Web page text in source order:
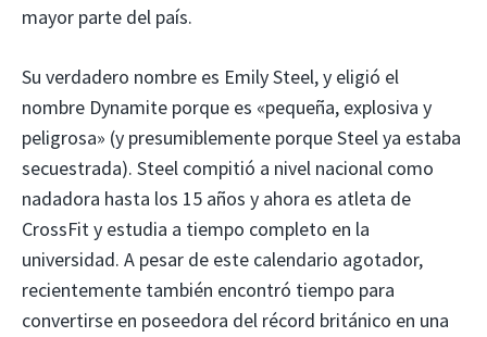
mayor parte del país.
Su verdadero nombre es Emily Steel, y eligió el
nombre Dynamite porque es «pequeña, explosiva y
peligrosa» (y presumiblemente porque Steel ya estaba
secuestrada). Steel compitió a nivel nacional como
nadadora hasta los 15 años y ahora es atleta de
CrossFit y estudia a tiempo completo en la
universidad. A pesar de este calendario agotador,
recientemente también encontró tiempo para
convertirse en poseedora del récord británico en una